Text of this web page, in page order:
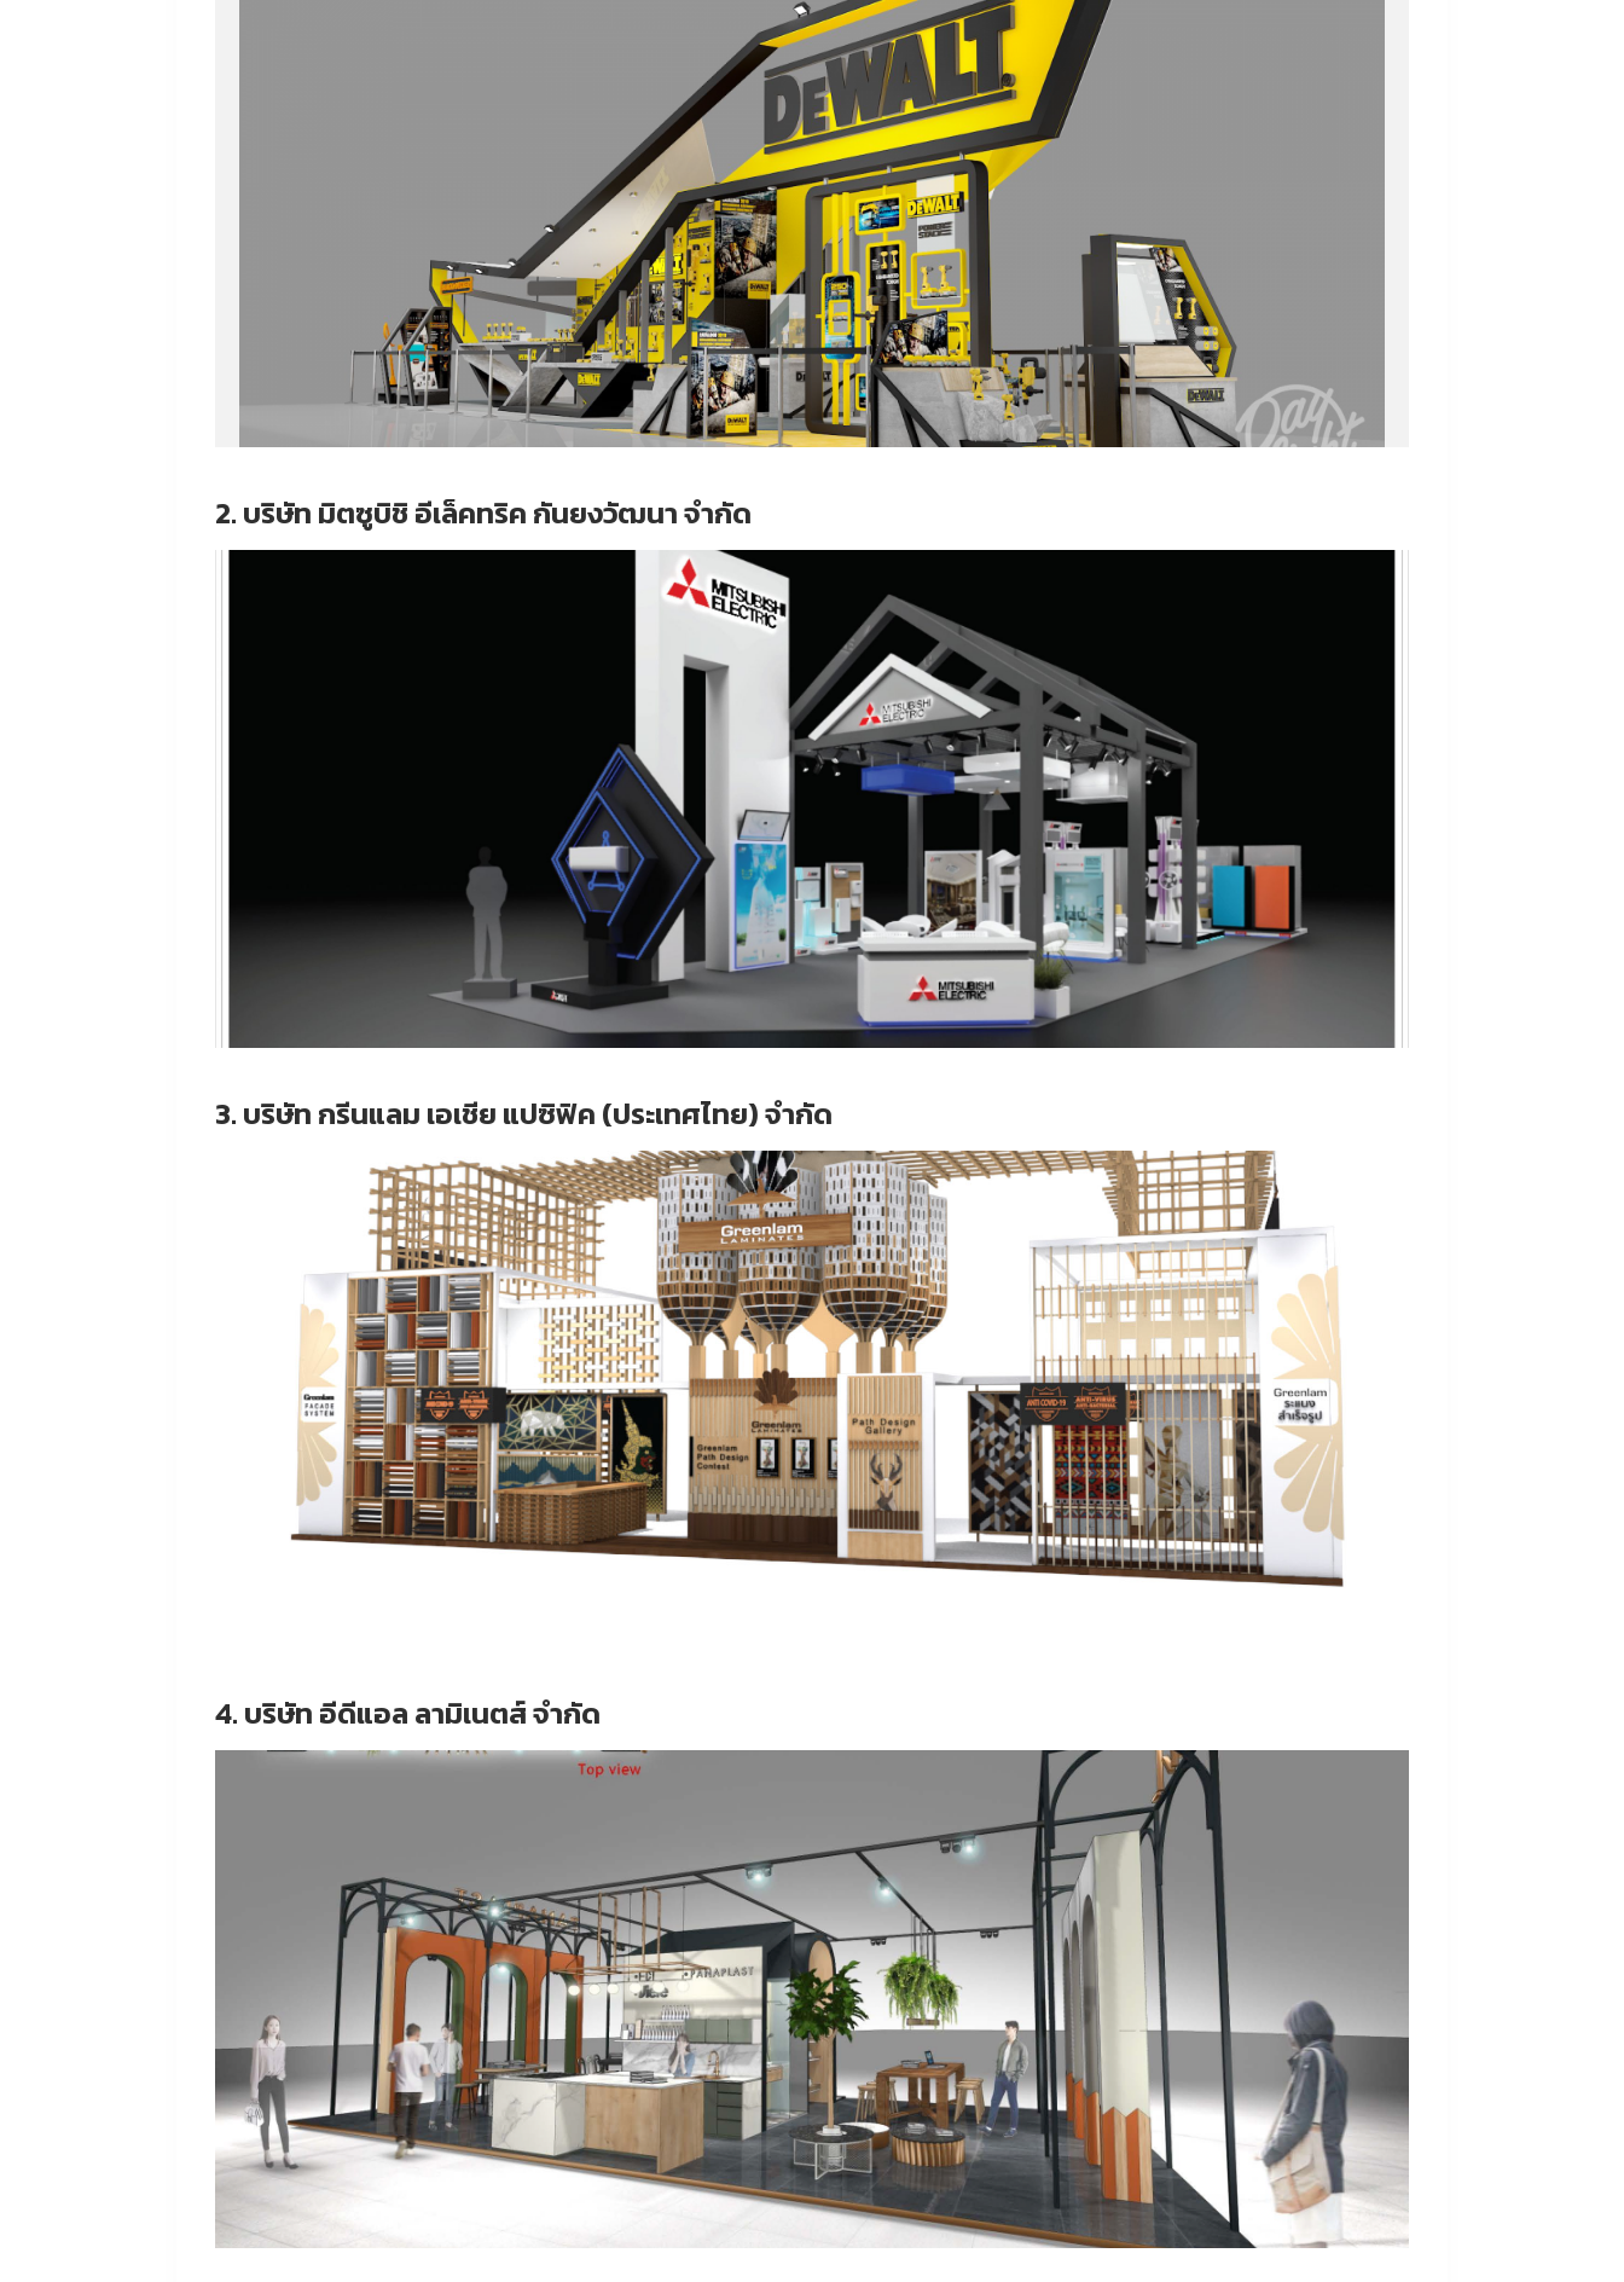
2. บริษัท มิตซูบิชิ อีเล็คทริค กันยงวัฒนา จำกัด
3. บริษัท กรีนแลม เอเชีย แปซิฟิค (ประเทศไทย) จำกัด
4. บริษัท อีดีแอล ลามิเนตส์ จำกัด